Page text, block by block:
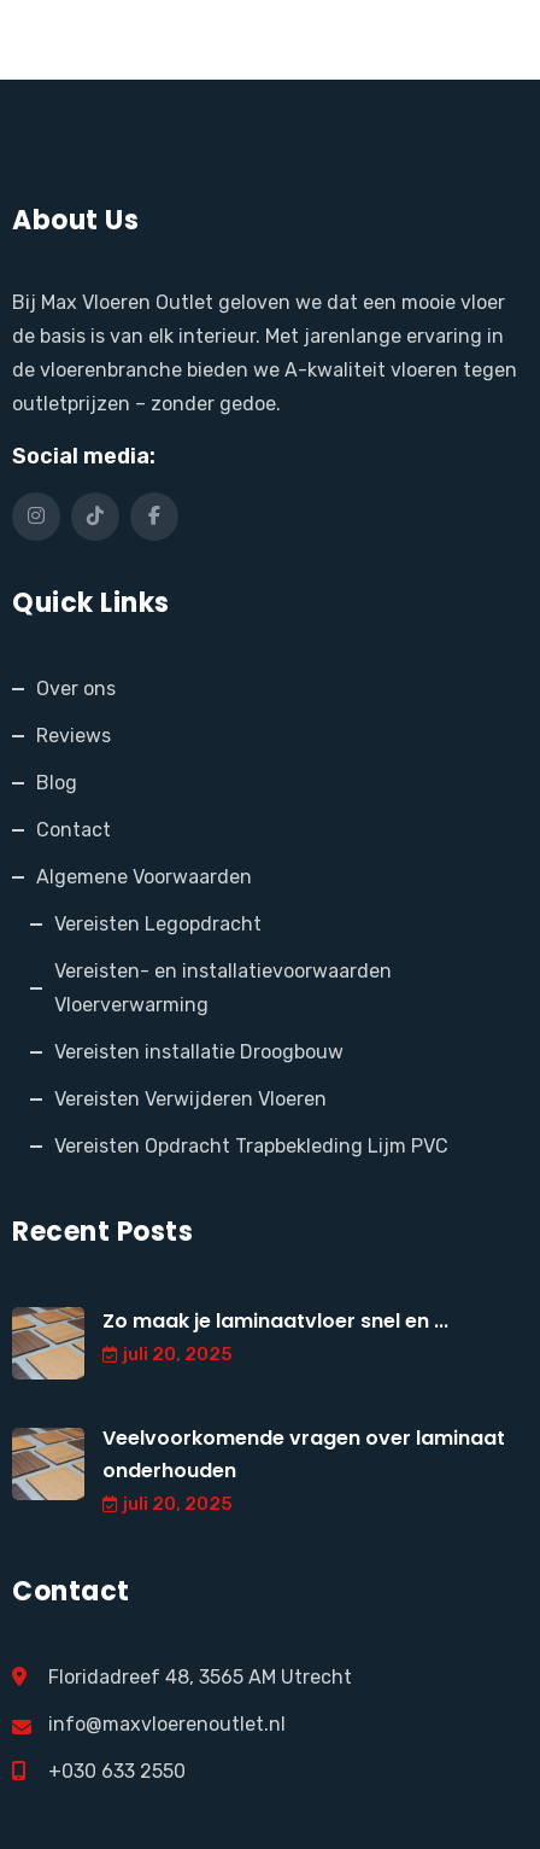
About Us
Bij Max Vloeren Outlet geloven we dat een mooie vloer
de basis is van elk interieur. Met jarenlange ervaring in
de vloerenbranche bieden we A-kwaliteit vloeren tegen
outletprijzen – zonder gedoe.
Social media:
Quick Links
Over ons
Reviews
Blog
Contact
Algemene Voorwaarden
Vereisten Legopdracht
Vereisten- en installatievoorwaarden
Vloerverwarming
Vereisten installatie Droogbouw
Vereisten Verwijderen Vloeren
Vereisten Opdracht Trapbekleding Lijm PVC
Recent Posts
Zo maak je laminaatvloer snel en ...
juli 20, 2025
Veelvoorkomende vragen over laminaat
onderhouden
juli 20, 2025
Contact
Floridadreef 48, 3565 AM Utrecht
info@maxvloerenoutlet.nl
+030 633 2550